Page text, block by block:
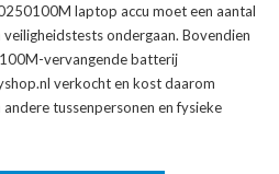
laptop accu moet een aantal
ondergaan. Bovendien
vervangende batterij
verkocht en kost daarom
tussenpersonen en fysieke